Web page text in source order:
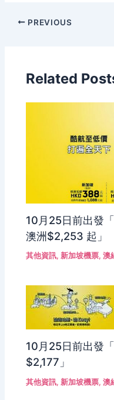
PREVIOUS
Related
10月25日前出發
澳洲$2,253 起」
其他資訊,新加坡機票,澳
10月25日前出發
$2,177」
其他資訊,新加坡機票,澳